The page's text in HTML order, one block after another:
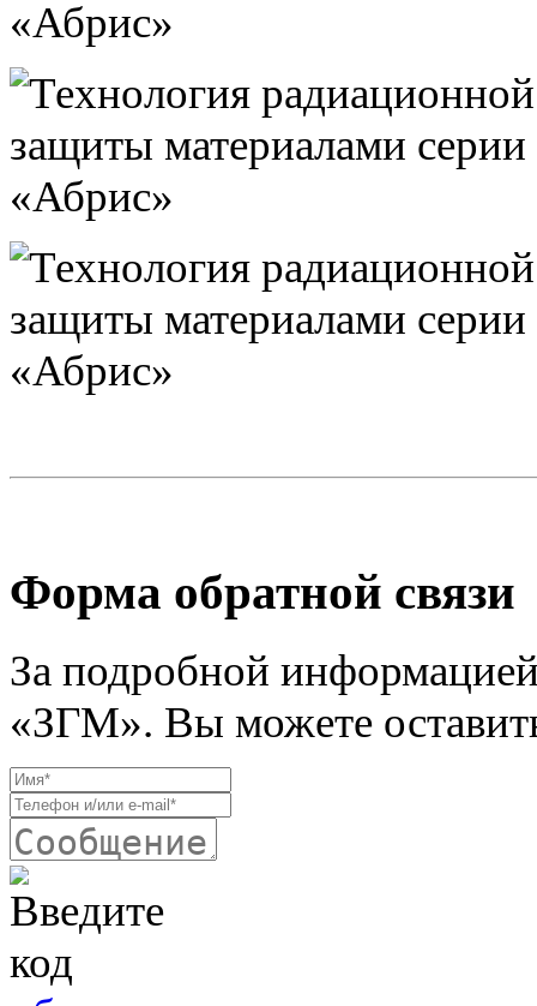
Форма обратной связи
За подробной
«ЗГМ». Вы можете